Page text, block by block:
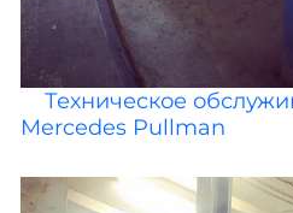
Техническое
Mercedes Pullman